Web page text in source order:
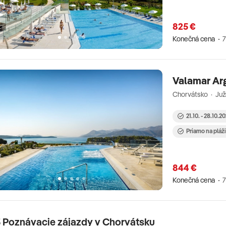
príchodu. Pre detailné informácie o
si prečítajte nášho turistického
825 €
Konečná cena
Valamar
Chorvátsko ·
21.10. -
Priamo na pláži
844 €
Konečná cena
Poznávacie zájazdy v Chorvátsku